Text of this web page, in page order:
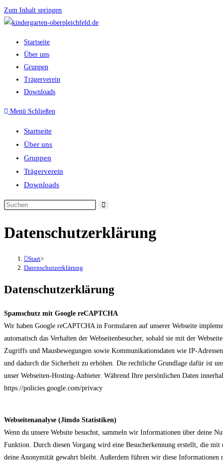
Zum Inhalt springen
Startseite
Über uns
Gruppen
Trägerverein
Downloads
Menü Schließen
Startseite
Über uns
Gruppen
Trägerverein
Downloads
Datenschutzerklärung
Start>
Datenschutzerklärung
Datenschutzerklärung
Spamschutz mit Google reCAPTCHA
Wir haben Google reCAPTCHA in Formularen auf unserer Webseite
automatisch das Verhalten der Webseitenbesucher, sobald sie mit der
Zugriffs und Mausbewegungen sowie Kommunikationsdaten wie IP-
und dadurch die Sicherheit zu erhöhen. Die rechtliche Grundlage dafür ist
unser Webseiten-Hosting-Anbieter. Während Ihre persönlichen Daten
https://policies.google.com/privacy
Webseitenanalyse (Jimdo Statistiken)
Wenn du unsere Website besuchst, sammeln wir Informationen über deine
Funktion. Durch diesen Vorgang wird eine Besucherkennung erstellt, die
deine Anonymität gewahrt bleibt. Außerdem führen wir diese Informationen